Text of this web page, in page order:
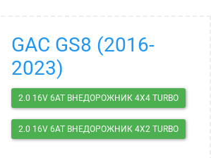
GAC GS8 (2016-
2023)
2.0 16V 6AT ВНЕДОРОЖНИК 4X4 TURBO
2.0 16V 6AT ВНЕДОРОЖНИК 4X2 TURBO